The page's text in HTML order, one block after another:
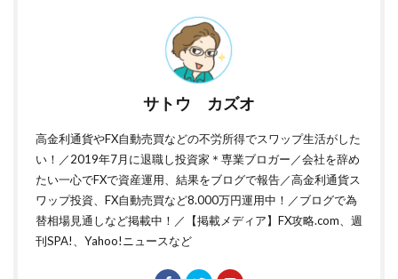
サトウ カズオ
高金利通貨やFX自動売買などの不労所得でスワップ生活がした
い！／2019年7月に退職し投資家＊専業ブロガー／会社を辞め
たい一心でFXで資産運用、結果をブログで報告／高金利通貨ス
ワップ投資、FX自動売買など8.000万円運用中！／ブログで為
替相場見通しなど掲載中！／【掲載メディア】FX攻略.com、週
刊SPA!、Yahoo!ニュースなど